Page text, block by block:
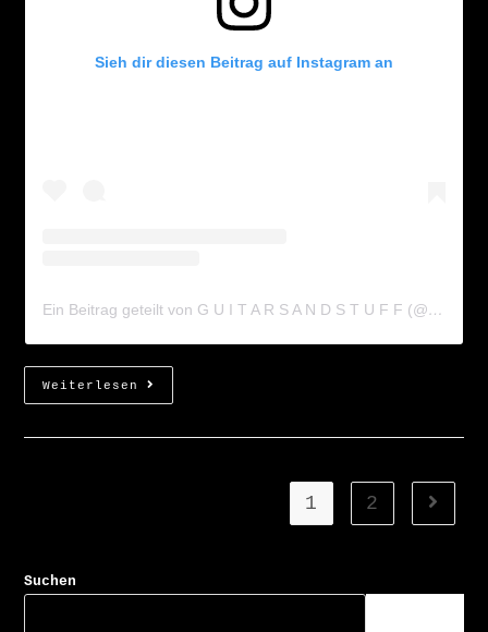
Sieh dir diesen Beitrag auf Instagram an
Ein Beitrag geteilt von G U I T A R S A N D S T U F F (@guitarsandstuff)
Weiterlesen
1 2
Suchen